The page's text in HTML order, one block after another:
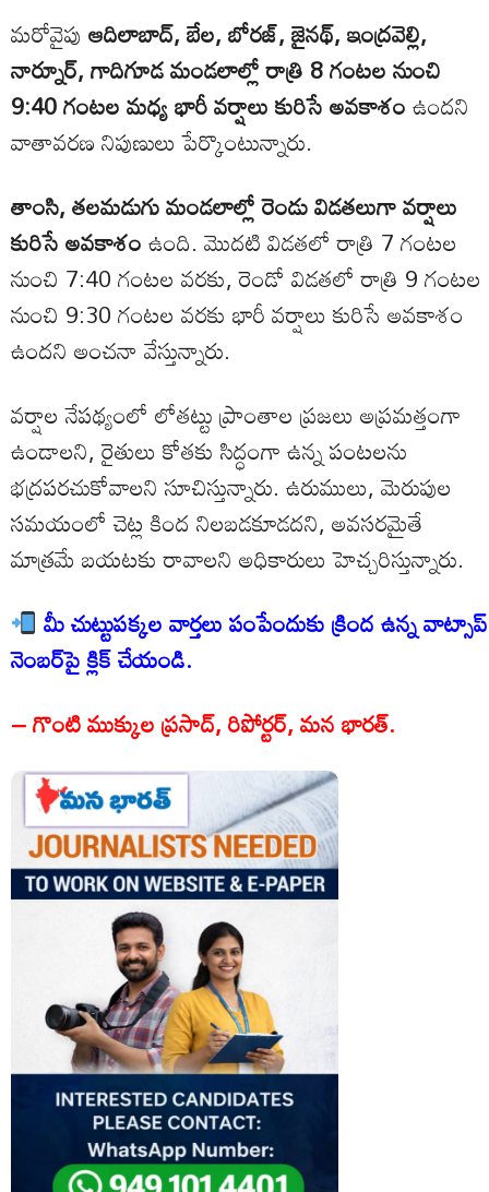
మరోవైపుఆదిలాబాద్, బేల, బోరజ్, జైనథ్, ఇంద్రవెల్లి,
నార్నూర్, గాదిగూడ మండలాల్లో రాత్రి 8 గంటల నుంచి
9:40 గంటల మధ్య భారీ వర్షాలు కురిసే అవకాశంఉందని
వాతావరణ నిపుణులు పేర్కొంటున్నారు.
తాంసి, తలమడుగు మండలాల్లో రెండు విడతలుగా వర్షాలు
కురిసే అవకాశంఉంది. మొదటి విడతలో రాత్రి 7 గంటల
నుంచి 7:40 గంటల వరకు, రెండో విడతలో రాత్రి 9 గంటల
నుంచి 9:30 గంటల వరకు భారీ వర్షాలు కురిసే అవకాశం
ఉందని అంచనా వేస్తున్నారు.
వర్షాల నేపథ్యంలో లోతట్టు ప్రాంతాల ప్రజలు అప్రమత్తంగా
ఉండాలని, రైతులు కోతకు సిద్ధంగా ఉన్న పంటలను
భద్రపరచుకోవాలని సూచిస్తున్నారు. ఉరుములు, మెరుపుల
సమయంలో చెట్ల కింద నిలబడకూడదని, అవసరమైతే
మాత్రమే బయటకు రావాలని అధికారులు హెచ్చరిస్తున్నారు.
మీ చుట్టుపక్కల వార్తలు పంపేందుకు క్రింద ఉన్న వాట్సాప్
నెంబర్‌పై క్లిక్ చేయండి.
– గొంటి ముక్కుల ప్రసాద్, రిపోర్టర్, మన భారత్.